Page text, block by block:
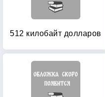
512 килобайт долларов